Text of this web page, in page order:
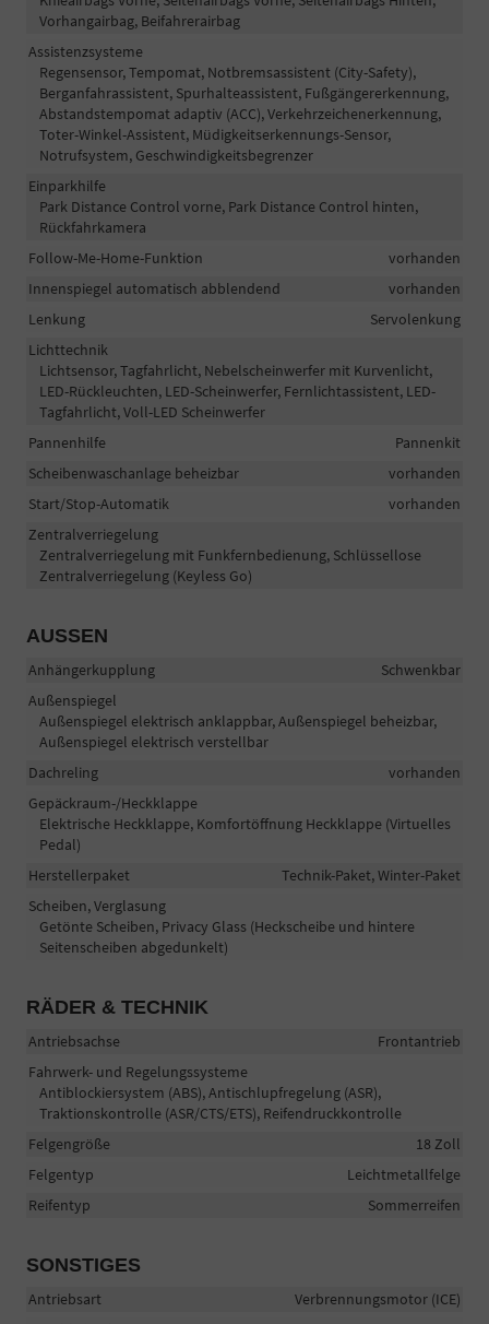
Vorhangairbag, Beifahrerairbag
Assistenzsysteme
Regensensor, Tempomat, Notbremsassistent (City-Safety),
Berganfahrassistent, Spurhalteassistent, Fußgängererkennung,
Abstandstempomat adaptiv (ACC), Verkehrzeichenerkennung,
Toter-Winkel-Assistent, Müdigkeitserkennungs-Sensor,
Notrufsystem, Geschwindigkeitsbegrenzer
Einparkhilfe
Park Distance Control vorne, Park Distance Control hinten,
Rückfahrkamera
Follow-Me-Home-Funktion
vorhanden
Innenspiegel automatisch abblendend
vorhanden
Lenkung
Servolenkung
Lichttechnik
Lichtsensor, Tagfahrlicht, Nebelscheinwerfer mit Kurvenlicht,
LED-Rückleuchten, LED-Scheinwerfer, Fernlichtassistent, LED-
Tagfahrlicht, Voll-LED Scheinwerfer
Pannenhilfe
Pannenkit
Scheibenwaschanlage beheizbar
vorhanden
Start/Stop-Automatik
vorhanden
Zentralverriegelung
Zentralverriegelung mit Funkfernbedienung, Schlüssellose
Zentralverriegelung (Keyless Go)
AUSSEN
Anhängerkupplung
Schwenkbar
Außenspiegel
Außenspiegel elektrisch anklappbar, Außenspiegel beheizbar,
Außenspiegel elektrisch verstellbar
Dachreling
vorhanden
Gepäckraum-/Heckklappe
Elektrische Heckklappe, Komfortöffnung Heckklappe (Virtuelles
Pedal)
Herstellerpaket
Technik-Paket, Winter-Paket
Scheiben, Verglasung
Getönte Scheiben, Privacy Glass (Heckscheibe und hintere
Seitenscheiben abgedunkelt)
RÄDER & TECHNIK
Antriebsachse
Frontantrieb
Fahrwerk- und Regelungssysteme
Antiblockiersystem (ABS), Antischlupfregelung (ASR),
Traktionskontrolle (ASR/CTS/ETS), Reifendruckkontrolle
Felgengröße
18 Zoll
Felgentyp
Leichtmetallfelge
Reifentyp
Sommerreifen
SONSTIGES
Antriebsart
Verbrennungsmotor (ICE)